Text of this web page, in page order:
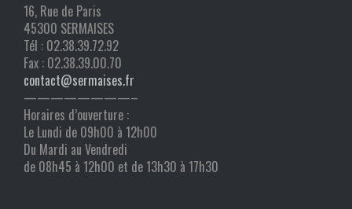
16, Rue de Paris
45300 SERMAISES
Tél : 02.38.39.72.92
Fax : 02.38.39.00.70
contact@sermaises.fr
————————–
Horaires d’ouverture :
Le Lundi de 09h00 à 12h00
Du Mardi au Vendredi
de 08h45 à 12h00 et de 13h30 à 17h30